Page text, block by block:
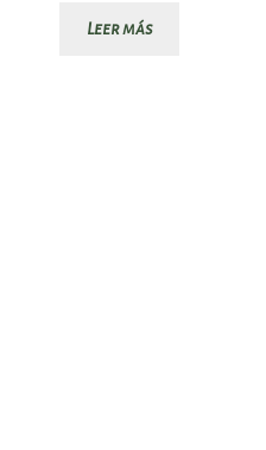
Leer más